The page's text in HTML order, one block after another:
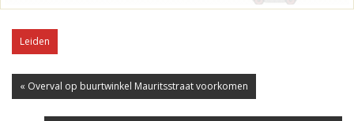
Leiden
« Overval op buurtwinkel Mauritsstraat voorkomen